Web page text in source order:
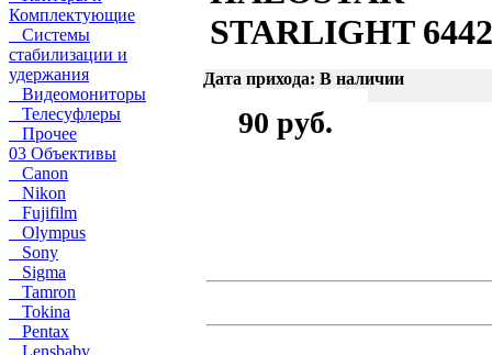
Комплектующие
Системы
стабилизации и
удержания
Видеомониторы
Телесуфлеры
Прочее
03 Объективы
Canon
Nikon
Fujifilm
Olympus
Sony
Sigma
Tamron
Tokina
Pentax
Lensbaby
STARLIGHT
Дата прихода: В наличии
90 руб.